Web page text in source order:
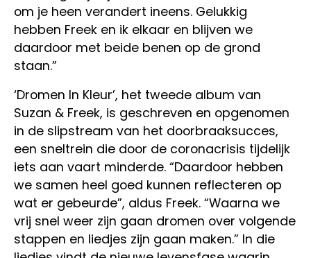
om je heen verandert ineens. Gelukkig
hebben Freek en ik elkaar en blijven we
daardoor met beide benen op de grond
staan.”
‘Dromen In Kleur’, het tweede album van
Suzan & Freek, is geschreven en opgenomen
in de slipstream van het doorbraaksucces,
een sneltrein die door de coronacrisis tijdelijk
iets aan vaart minderde. “Daardoor hebben
we samen heel goed kunnen reflecteren op
wat er gebeurde”, aldus Freek. “Waarna we
vrij snel weer zijn gaan dromen over volgende
stappen en liedjes zijn gaan maken.” In die